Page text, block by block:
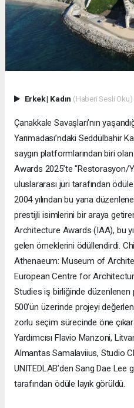
Erkek| Kadın (Haberi Sesli Oku)
Çanakkale Savaşları’nın
Yarımadası’ndaki Seddülbahir
saygın platformlarından biri
Awards 2025’te "Restorasyon/
uluslararası jüri tarafından
2004 yılından bu yana
prestijli isimlerini bir araya
Architecture Awards (IAA), bu
gelen örneklerini ödüllendirdi.
Athenaeum: Museum of
European Centre for
Studies iş birliğinde düzenlenen
500’ün üzerinde projeyi
zorlu seçim sürecinde öne
Yardımcısı Flavio Manzoni,
Almantas Samalaviius, Studio
UNITEDLAB’den Sang Dae
tarafından ödüle layık görüldü.